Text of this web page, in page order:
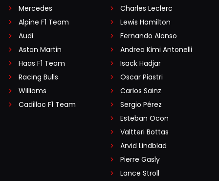
Mercedes
Alpine F1 Team
Audi
Aston Martin
Haas F1 Team
Racing Bulls
Williams
Cadillac F1 Team
Charles Leclerc
Lewis Hamilton
Fernando Alonso
Andrea Kimi Antonelli
Isack Hadjar
Oscar Piastri
Carlos Sainz
Sergio Pérez
Esteban Ocon
Valtteri Bottas
Arvid Lindblad
Pierre Gasly
Lance Stroll